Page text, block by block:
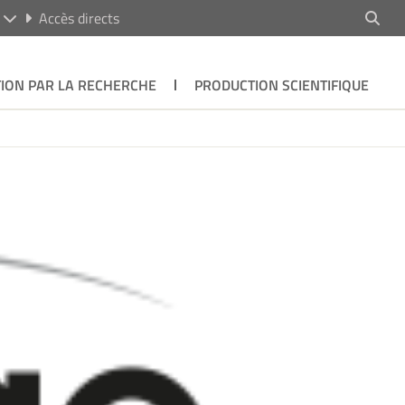
Accès directs
PAR LA RECHERCHE PRODUCTION SCIENTIFIQUE